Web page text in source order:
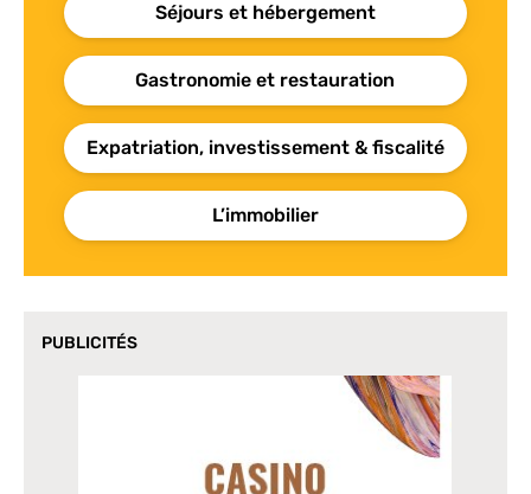
Séjours et hébergement
Gastronomie et restauration
Expatriation, investissement & fiscalité
L’immobilier
PUBLICITÉS